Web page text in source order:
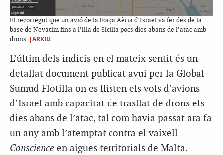
El recorregut que un avió de la Força Aèria d’Israel va fer des de la
base de Nevatim fins a l’illa de Sicília pocs dies abans de l’atac amb
drons |ARXIU
L’últim dels indicis en el mateix sentit és un
detallat document publicat avui per la Global
Sumud Flotilla on es llisten els vols d’avions
d’Israel amb capacitat de trasllat de drons els
dies abans de l’atac, tal com havia passat ara fa
un any amb l’atemptat contra el vaixell
Conscience en aigües territorials de Malta.